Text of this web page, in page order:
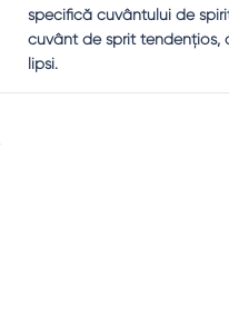
specifică cuvântului de
cuvânt de sprit tendenţios,
lipsi.